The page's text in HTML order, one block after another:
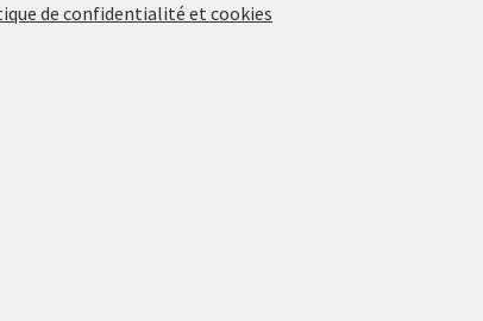
de confidentialité et cookies